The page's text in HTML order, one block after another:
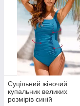
Суцільний жіночий
купальник великих
розмірів синій